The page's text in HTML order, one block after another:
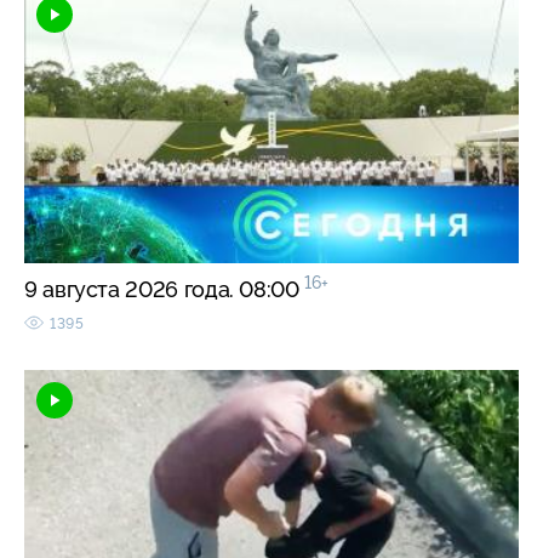
9 августа 2026 года. 08:00 16+
1395